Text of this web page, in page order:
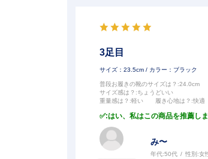
3足目
サイズ：23.5cm / カラー：ブラック
普段お履きの靴のサイズは？ :24.0cm
サイズ感は？ :ちょうどいい
重量感は？ :軽い 履き心地は？ :快適
:はい、私はこの商品を推薦しま
み〜
年代:50代 性別:女